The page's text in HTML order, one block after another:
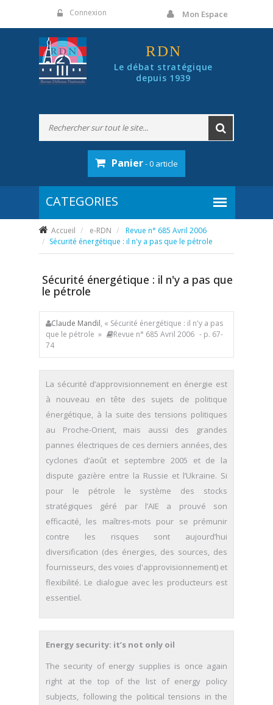
Connexion Mon Espace
RDN
Le débat stratégique
depuis 1939
Panier- 0 article
Accueil e-RDN
Revue n° 685 Avril 2006
Sécurité énergétique : il n'y a pas que le pétrole
Sécurité énergétique : il n'y a pas que
le pétrole
Claude Mandil, « Sécurité énergétique : il n'y a pas
que le pétrole »
Revue n° 685 Avril 2006 - p. 67-
74
La sécurité d’approvisionnement en énergie est
à nouveau en tête des sujets de politique
énergétique, à la suite des tensions politiques
au Proche-Orient, mais aussi des grandes
pannes électriques de ces derniers années, des
cyclones d’août et septembre 2005 et de la
dispute gazière entre la Russie et l’Ukraine. Si
pour le pétrole le système des stocks
stratégiques géré par l’AIE a prouvé son
efficacité, les maîtres-mots pour se prémunir
contre les risques sont aujourd’hui
diversification (des énergies, des sources, des
fournisseurs, des voies d'approvisionnement) et
flexibilité. Le dialogue avec les producteurs est
essentiel.
Energy security: it’s not only oil
The security of energy supplies is once again
right at the top of the list of energy policy
subjects, following the political tensions in the